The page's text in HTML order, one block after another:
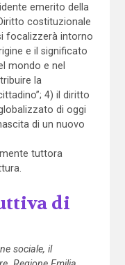
emerito della
costituzionale
focalizzerà intorno
e il significato
mondo e nel
la
4) il diritto
di oggi
di un nuovo
tuttora
di
sociale, il